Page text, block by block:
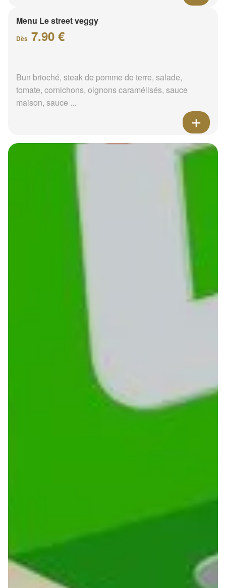
Menu Le street veggy
Dès 7.90 €
Bun brioché, steak de pomme de terre, salade,
tomate, cornichons, oignons caramélisés, sauce
maison, sauce ...